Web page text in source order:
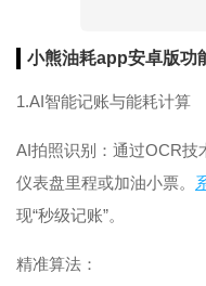
小熊油耗app安卓版功
1.AI智能记账与能耗计算
AI拍照识别：通过OCR技
仪表盘里程或加油小票。
现“秒级记账”。
精准算法：